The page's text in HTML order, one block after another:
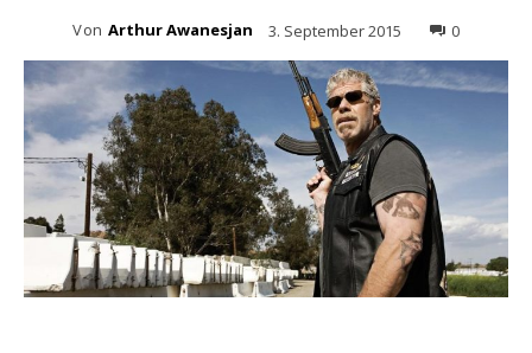
Von Arthur Awanesjan 3. September 2015 0